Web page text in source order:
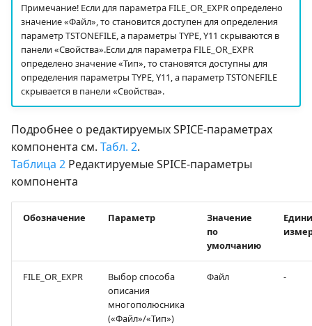
Примечание! Если для параметра FILE_OR_EXPR определено
значение «Файл», то становится доступен для определения
параметр TSTONEFILE, а параметры TYPE, Y11 скрываются в
панели «Свойства».Если для параметра FILE_OR_EXPR
определено значение «Тип», то становятся доступны для
определения параметры TYPE, Y11, а параметр TSTONEFILE
скрывается в панели «Свойства».
Подробнее о редактируемых SPICE-параметрах
компонента см. Табл. 2.
Таблица 2 Редактируемые SPICE-параметры
компонента
Обозначение Параметр
Значение
по
умолчанию
FILE_OR_EXPR
Выбор способа
описания
многополюсника
(«Файл»/«Тип»)
Файл -